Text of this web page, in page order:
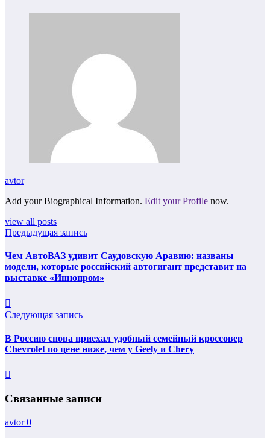
avtor
Add your Biographical Information. Edit your Profile now.
view all posts
Предыдущая запись
Чем АвтоВАЗ удивит Саудовскую Аравию: названы
модели, которые российский автогигант представит на
выставке «Иннопром»
Следующая запись
В Россию снова приехал удобный семейный кроссовер
Chevrolet по цене ниже, чем у Geely и Chery
Связанные записи
avtor0